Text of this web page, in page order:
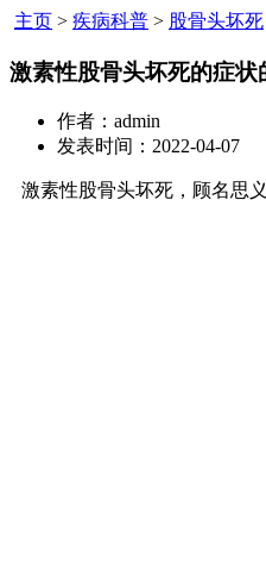
主页 > 疾病科普 > 股骨头坏死
激素性股骨头坏死的症状
作者：admin
发表时间：2022-04-07
激素性股骨头坏死，顾名思